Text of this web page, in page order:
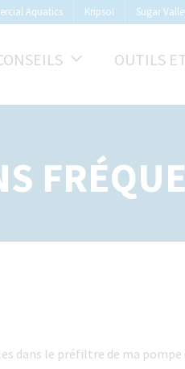
Aquatics Kripsol Sugar
OUTILS
dans le préfiltre de ma